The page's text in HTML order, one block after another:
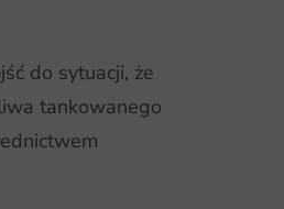
do sytuacji, że
tankowanego